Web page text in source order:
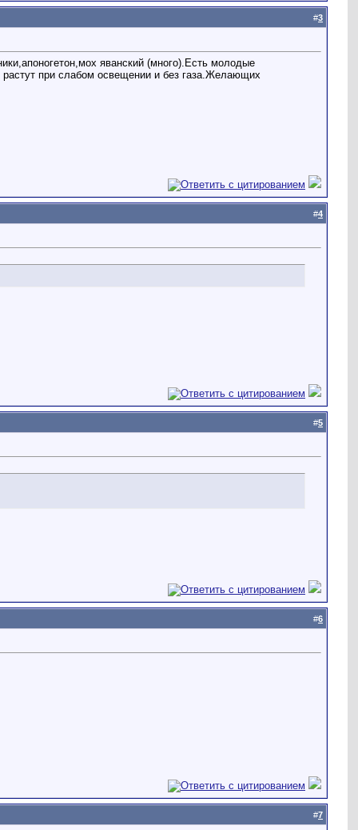
#3
яванский (много).Есть молодые
растут при слабом освещении и без газа.Желающих
#4
#5
#6
#7